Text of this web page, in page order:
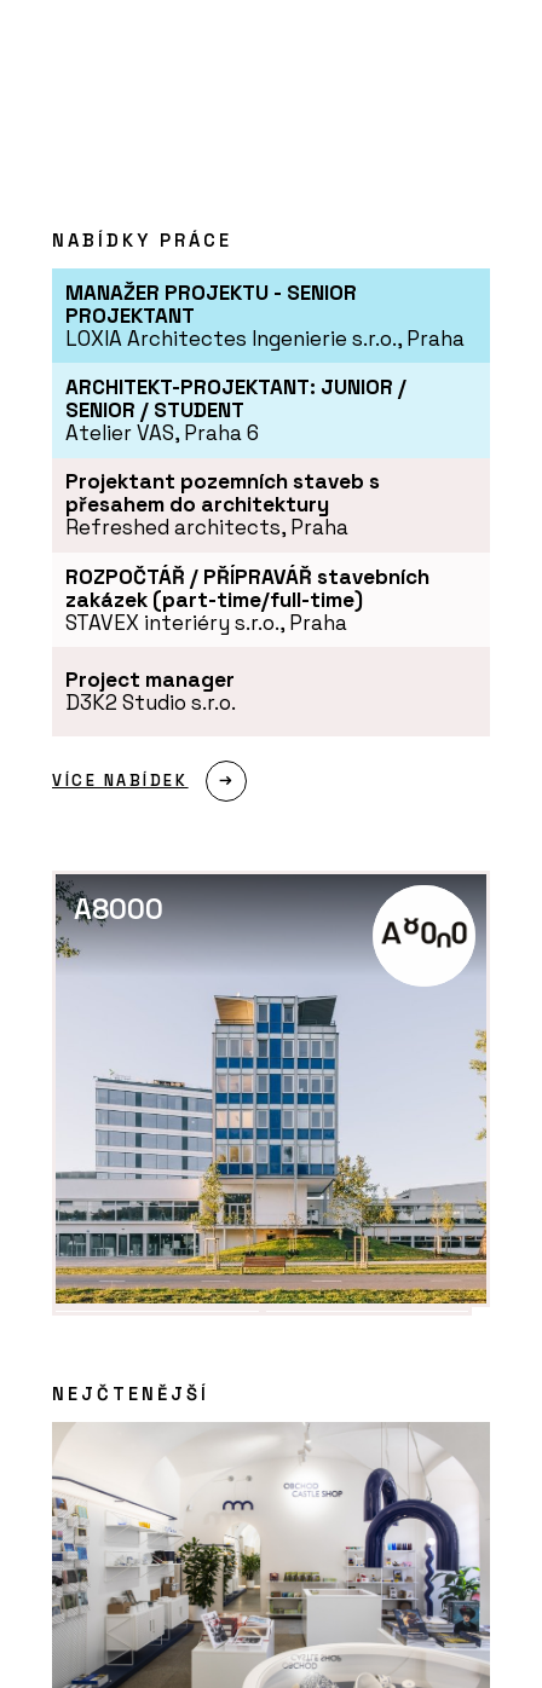
Postele - BeOak by Javorina
SLUŽBY
Program JAVORINA PRO - BeOak by
Javorina
Modulární úložné systémy LINK -
BeOak by Javorina
NABÍDKY PRÁCE
MANAŽER PROJEKTU - SENIOR
PROJEKTANT
LOXIA Architectes Ingenierie s.r.o., Praha
ARCHITEKT-PROJEKTANT: JUNIOR /
SENIOR / STUDENT
Atelier VAS, Praha 6
Projektant pozemních staveb s
přesahem do architektury
Refreshed architects, Praha
ROZPOČTÁŘ / PŘÍPRAVÁŘ stavebních
zakázek (part-time/full-time)
STAVEX interiéry s.r.o., Praha
Project manager
D3K2 Studio s.r.o.
VÍCE NABÍDEK
A8000
NEJČTENĚJŠÍ